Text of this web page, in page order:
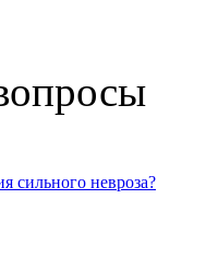
сильного невроза?